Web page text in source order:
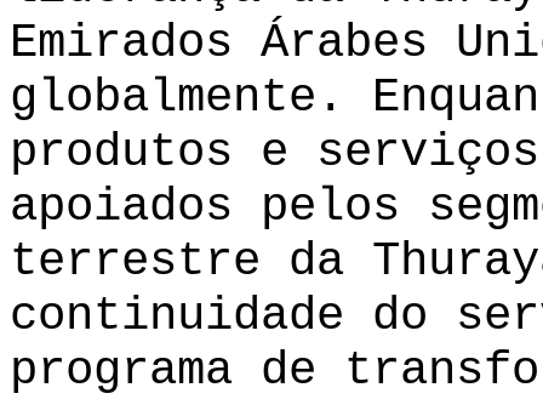
Emirados Árabes
globalmente.
produtos e
apoiados pelos
terrestre da
continuidade do
programa de